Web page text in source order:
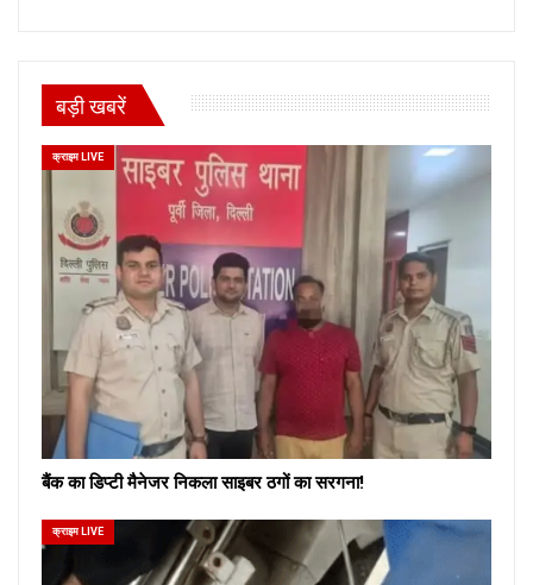
बड़ी खबरें
क्राइम LIVE
बैंक का डिप्टी मैनेजर निकला साइबर ठगों का सरगना!
क्राइम LIVE